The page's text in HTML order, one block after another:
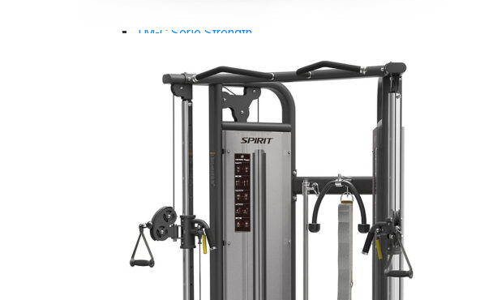
TM-C Serie Strength
TM-FH Serie Strength
TM-FS Serie Strength
TM-FD Serie Strength
TM-FM Serie Strengh
TM-F Serie Strength
Robot Tiger Sport
TGP Serie Robot
TM-C Robot Serie
TM-H Robot Serie
TM-G Robot Serie
TM-PL Robot Serie
Free weight Tiger Sport
TGP Serie Free Weight
TGS Serie Free Weight